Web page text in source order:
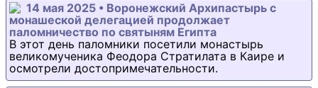
14 мая 2025 • Воронежский Архипастырь с
монашеской делегацией продолжает
паломничество по святыням Египта
В этот день паломники посетили монастырь
великомученика Феодора Стратилата в Каире и
осмотрели достопримечательности.